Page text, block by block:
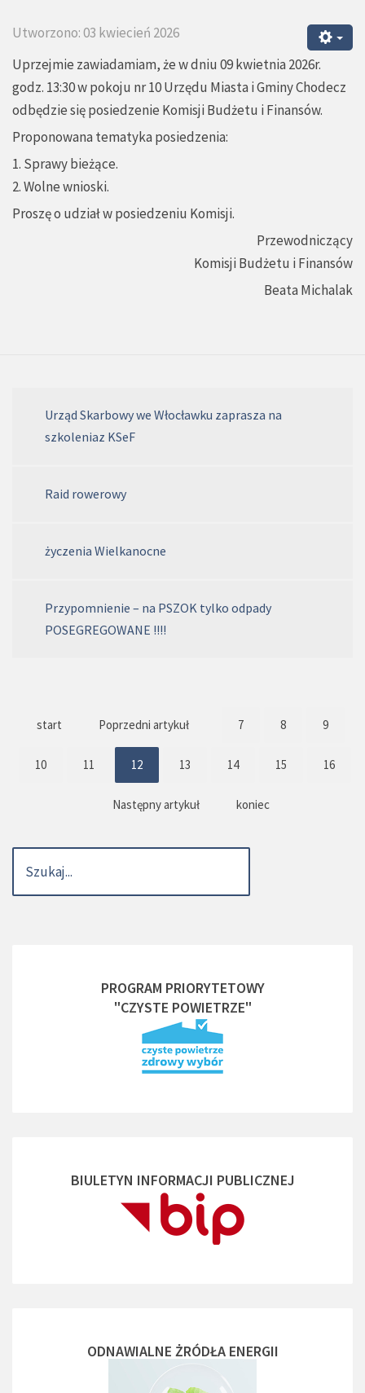
Utworzono: 03 kwiecień 2026
Uprzejmie zawiadamiam, że w dniu 09 kwietnia 2026r.
godz. 13:30 w pokoju nr 10 Urzędu Miasta i Gminy Chodecz
odbędzie się posiedzenie Komisji Budżetu i Finansów.
Proponowana tematyka posiedzenia:
1. Sprawy bieżące.
2. Wolne wnioski.
Proszę o udział w posiedzeniu Komisji.
Przewodniczący
Komisji Budżetu i Finansów
Beata Michalak
Urząd Skarbowy we Włocławku zaprasza na
szkoleniaz KSeF
Raid rowerowy
życzenia Wielkanocne
Przypomnienie – na PSZOK tylko odpady
POSEGREGOWANE !!!!
start Poprzedni artykuł 7 8 9
10 11 12 13 14 15 16
Następny artykuł koniec
PROGRAM PRIORYTETOWY
"CZYSTE POWIETRZE"
BIULETYN INFORMACJI PUBLICZNEJ
ODNAWIALNE ŻRÓDŁA ENERGII